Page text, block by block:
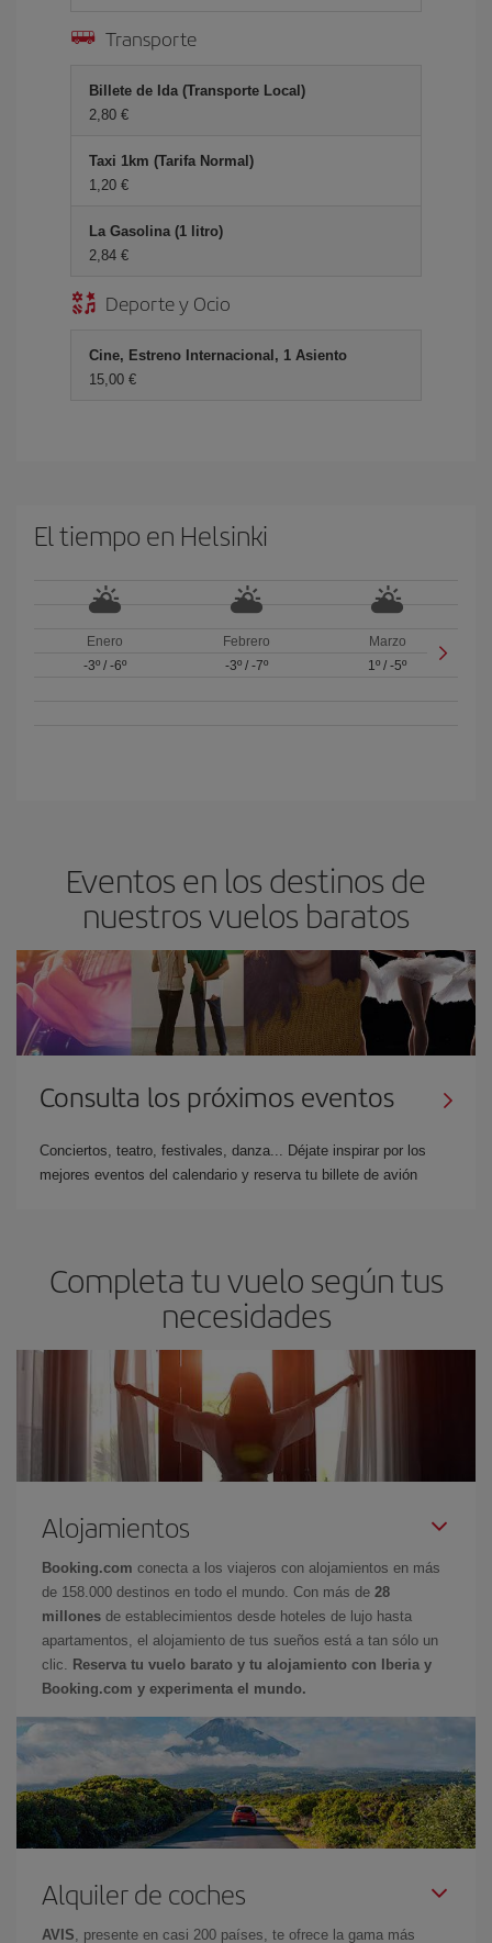
Transporte
Billete de Ida (Transporte Local)
2,80 €
Taxi 1km (Tarifa Normal)
1,20 €
La Gasolina (1 litro)
2,84 €
Deporte y Ocio
Cine, Estreno Internacional, 1 Asiento
15,00 €
El tiempo en Helsinki
Enero
-3º/ -6º
Febrero
-3º/ -7º
Marzo
1º /-5º
Eventos en los destinos de
nuestros vuelos baratos
Consulta los próximos eventos
Conciertos, teatro, festivales, danza... Déjate inspirar por los
mejores eventos del calendario y reserva tu billete de avión
Completa tu vuelo según tus
necesidades
Alojamientos
Booking.com conecta a los viajeros con alojamientos en más
de 158.000 destinos en todo el mundo. Con más de 28
millones de establecimientos desde hoteles de lujo hasta
apartamentos, el alojamiento de tus sueños está a tan sólo un
clic.
Reserva tu vuelo barato y tu alojamiento con Iberia y
Booking.com y experimenta el mundo.
Alquiler de coches
AVIS , presente en casi 200 países, te ofrece la gama más